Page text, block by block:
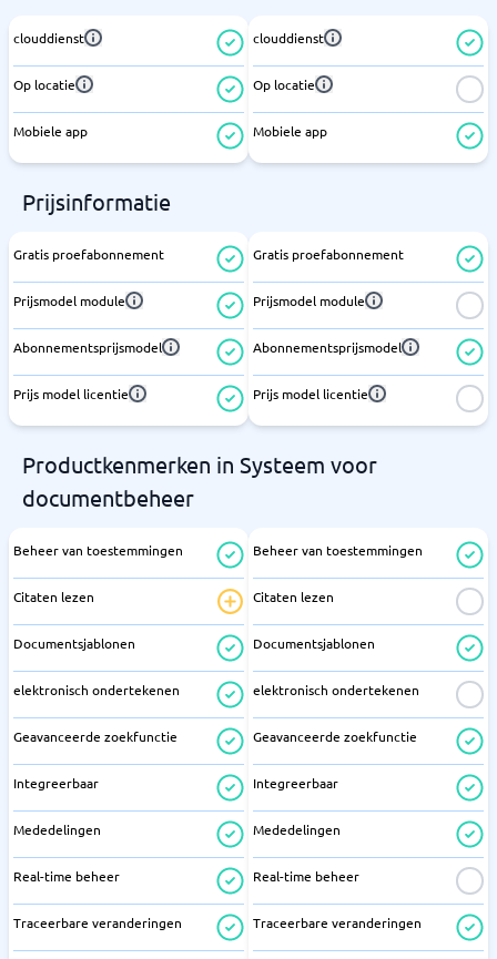
clouddienst
Op locatie
Mobiele app
clouddienst
Op locatie
Mobiele app
Prijsinformatie
Gratis proefabonnement
Prijsmodel module
Abonnementsprijsmodel
Prijs model licentie
Gratis proefabonnement
Prijsmodel module
Abonnementsprijsmodel
Prijs model licentie
Productkenmerken in Systeem voor
documentbeheer
Beheer van toestemmingen
Citaten lezen
Documentsjablonen
elektronisch ondertekenen
Geavanceerde zoekfunctie
Integreerbaar
Mededelingen
Real-time beheer
Traceerbare veranderingen
Beheer van toestemmingen
Citaten lezen
Documentsjablonen
elektronisch ondertekenen
Geavanceerde zoekfunctie
Integreerbaar
Mededelingen
Real-time beheer
Traceerbare veranderingen